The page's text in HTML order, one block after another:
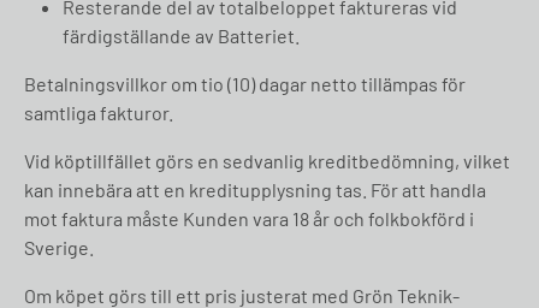
Resterande del av totalbeloppet faktureras vid
färdigställande av Batteriet.
Betalningsvillkor om tio (10) dagar netto tillämpas för
samtliga fakturor.
Vid köptillfället görs en sedvanlig kreditbedömning, vilket
kan innebära att en kreditupplysning tas. För att handla
mot faktura måste Kunden vara 18 år och folkbokförd i
Sverige.
Om köpet görs till ett pris justerat med Grön Teknik-